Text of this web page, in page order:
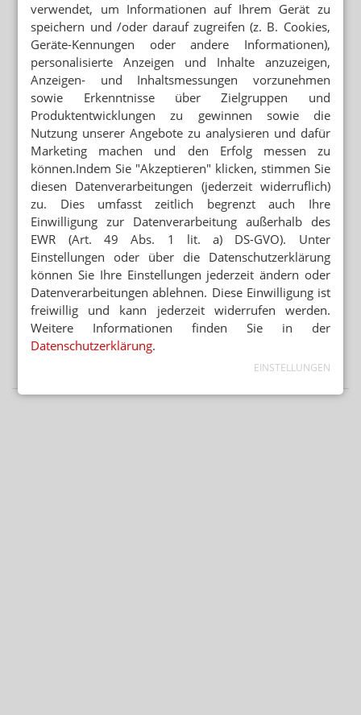
verwendet, um Informationen auf Ihrem Gerät zu
speichern und /oder darauf zugreifen (z. B. Cookies,
Geräte-Kennungen oder andere Informationen),
personalisierte Anzeigen und Inhalte anzuzeigen,
Anzeigen- und Inhaltsmessungen vorzunehmen
sowie Erkenntnisse über Zielgruppen und
Produktentwicklungen zu gewinnen sowie die
Nutzung unserer Angebote zu analysieren und dafür
Marketing machen und den Erfolg messen zu
können.Indem Sie "Akzeptieren" klicken, stimmen Sie
diesen Datenverarbeitungen (jederzeit widerruflich)
zu. Dies umfasst zeitlich begrenzt auch Ihre
Einwilligung zur Datenverarbeitung außerhalb des
EWR (Art. 49 Abs. 1 lit. a) DS-GVO). Unter
Einstellungen oder über die Datenschutzerklärung
können Sie Ihre Einstellungen jederzeit ändern oder
Datenverarbeitungen ablehnen. Diese Einwilligung ist
freiwillig und kann jederzeit widerrufen werden.
Weitere Informationen finden Sie in der
Datenschutzerklärung.
EINSTELLUNGEN
Mehr zum Thema
APP FÜR BRUSTKREBSPATIENTINNEN
„Wie eine Ärztin in der Handtasche“
NEUE ANTIKÖRPERTHERAPIEN
BioCopy: KI jagt versteckte Tumorantigene
POSTTRAUMATISCHE BELASTUNGSSTÖRUNG
Dronabinol: THC hilft bei PTBS
Mehr aus Ressort
SEMAGLUTID
Wegovy-Tablette ab September verfügbar
VORSICHT BEI SILYCHRISTIN ODER CHOLIN
Schilddrüse: DGE warnt vor NEM
REZEPTURUMSTELLUNG
Achtung beim Ausbuchen: Verwirrung bei Alzheimer-